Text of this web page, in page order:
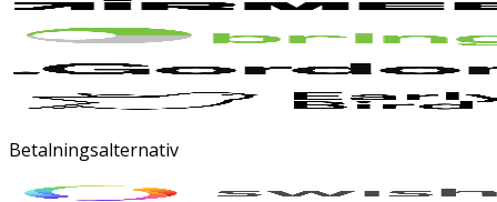
Betalningsalternativ